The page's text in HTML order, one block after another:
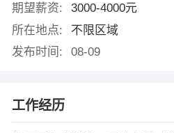
期望薪资:
3000-4000元
所在地点:
不限区域
发布时间:
08-09
工作经历